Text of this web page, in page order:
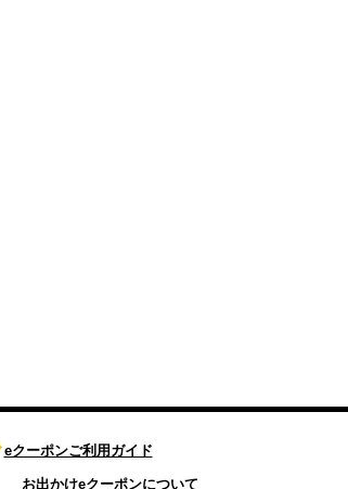
eクーポンご利用ガイド
お出かけeクーポンについて